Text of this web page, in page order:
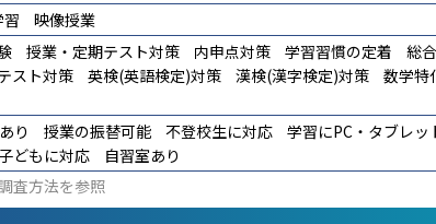
習 映像授業
授業・定期テスト対策 内申点対策 学習習慣の定着 総
スト対策 英検(英語検定)対策 漢検(漢字検定)対策 数学特
り 授業の振替可能 不登校生に対応 学習にPC・タブレッ
どもに対応
自習室あり
査方法を参照